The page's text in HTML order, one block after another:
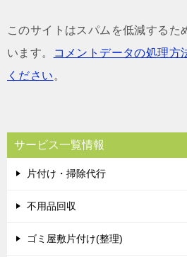
このサイトはスパムを低減するた
います。
コメントデータの処理方
ください 。
サービス一覧情報
片付け・掃除代行
不用品回収
ゴミ屋敷片付け(整理)